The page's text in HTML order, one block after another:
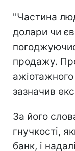
''Частина
долари чи
продажу.
зазначив
За його
гнучкості,
банк, і